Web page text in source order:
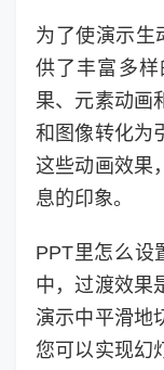
为了使演示生
供了丰富多
果、元素动画
和图像转化为
这些动画效果
息的印象。
PPT里怎么设
中，过渡效果
演示中平滑地
您可以实现幻